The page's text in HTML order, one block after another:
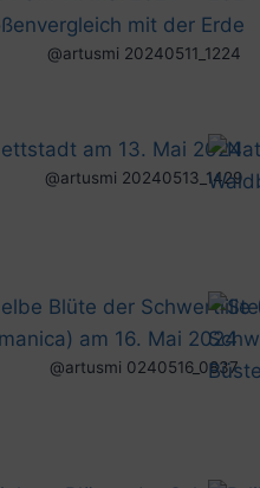
@artusmi 20240511_1224
@artusmi 20240513_1429
@artusmi 0240516_0837